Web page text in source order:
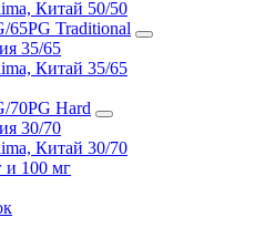
Китай 50/50
65PG Traditional
35/65
Китай 35/65
70PG Hard
30/70
Китай 30/70
и 100 мг